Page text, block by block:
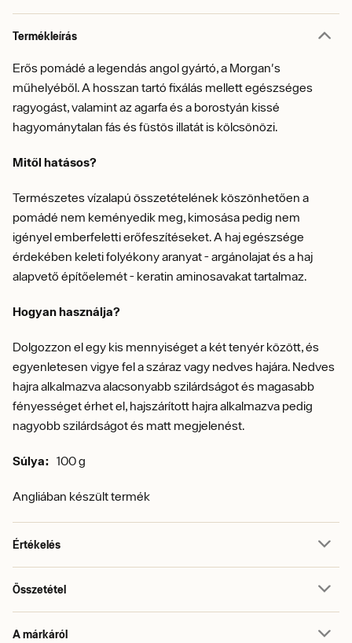
Termékleírás
Erős pomádé a legendás angol gyártó, a Morgan's
műhelyéből. A hosszan tartó fixálás mellett egészséges
ragyogást, valamint az agarfa és a borostyán kissé
hagyománytalan fás és füstös illatát is kölcsönözi.
Mitől hatásos?
Természetes vízalapú összetételének köszönhetően a
pomádé nem keményedik meg, kimosása pedig nem
igényel emberfeletti erőfeszítéseket. A haj egészsége
érdekében keleti folyékony aranyat - argánolajat és a haj
alapvető építőelemét - keratin aminosavakat tartalmaz.
Hogyan használja?
Dolgozzon el egy kis mennyiséget a két tenyér között, és
egyenletesen vigye fel a száraz vagy nedves hajára. Nedves
hajra alkalmazva alacsonyabb szilárdságot és magasabb
fényességet érhet el, hajszárított hajra alkalmazva pedig
nagyobb szilárdságot és matt megjelenést.
Súlya: 100 g
Angliában készült termék
Értékelés
Összetétel
A márkáról